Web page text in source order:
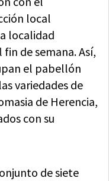
local
localidad
de semana. Así,
el pabellón
variedades de
de Herencia,
con su
de siete